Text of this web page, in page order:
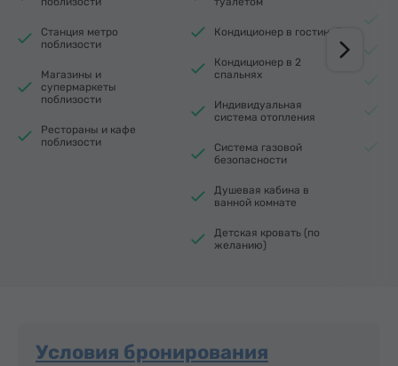
Станция метро
поблизости
Магазины и
супермаркеты
поблизости
Рестораны и кафе
поблизости
Кондиционер в гостиной
Кондиционер в 2
спальнях
Индивидуальная
система отопления
Система газовой
безопасности
Душевая кабина в
ванной комнате
Детская кровать (по
желанию)
Условия бронирования